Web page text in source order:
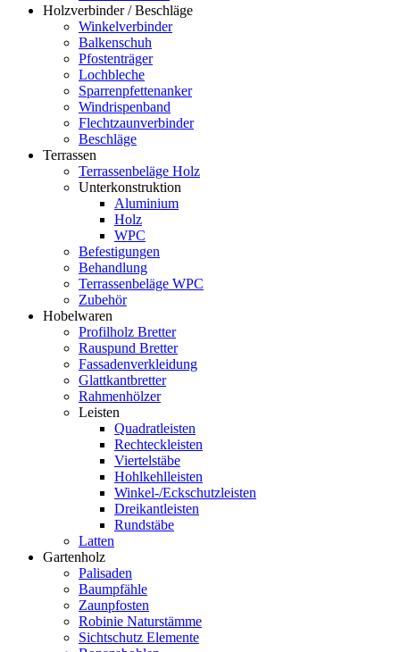
Holzverbinder / Beschläge
Winkelverbinder
Balkenschuh
Pfostenträger
Lochbleche
Sparrenpfettenanker
Windrispenband
Flechtzaunverbinder
Beschläge
Terrassen
Terrassenbeläge Holz
Unterkonstruktion
Aluminium
Holz
WPC
Befestigungen
Behandlung
Terrassenbeläge WPC
Zubehör
Hobelwaren
Profilholz Bretter
Rauspund Bretter
Fassadenverkleidung
Glattkantbretter
Rahmenhölzer
Leisten
Quadratleisten
Rechteckleisten
Viertelstäbe
Hohlkehlleisten
Winkel-/Eckschutzleisten
Dreikantleisten
Rundstäbe
Latten
Gartenholz
Palisaden
Baumpfähle
Zaunpfosten
Robinie Naturstämme
Sichtschutz Elemente